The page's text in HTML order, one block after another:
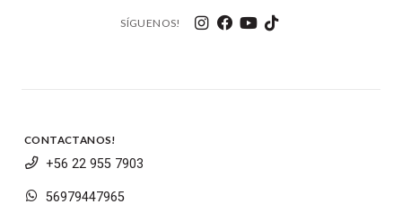
SÍGUENOS!
CONTACTANOS!
+56 22 955 7903
56979447965